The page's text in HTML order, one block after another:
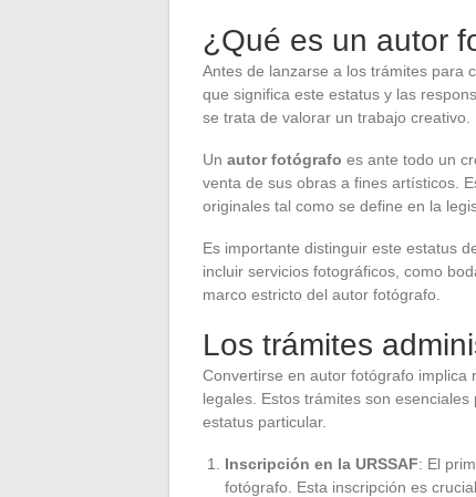
¿Qué es un autor
Antes de lanzarse a los trámites para
que significa este estatus y las
se trata de valorar un trabajo creativo.
Un autor fotógrafo es ante todo un
venta de sus obras a fines artísticos.
originales tal como se define en la
Es importante distinguir este estatus
incluir servicios fotográficos, como
marco estricto del autor fotógrafo.
Los trámites
Convertirse en autor fotógrafo
legales. Estos trámites son
estatus particular.
Inscripción en la URSSAF: El
fotógrafo. Esta inscripción es